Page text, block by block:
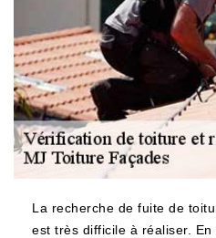
La recherche de fuite de
est très difficile à réaliser.